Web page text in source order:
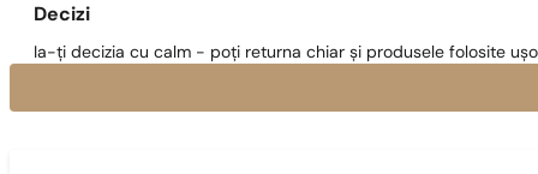
Decizi
Ia-ți decizia cu calm - poți returna chiar și produsele folosite